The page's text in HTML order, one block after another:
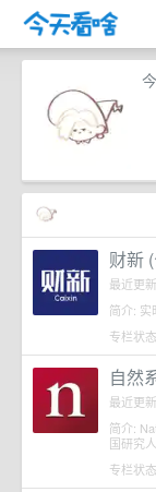
财新
最近更
简介:
专栏状
自然
最近更
简介:
国研究
专栏状